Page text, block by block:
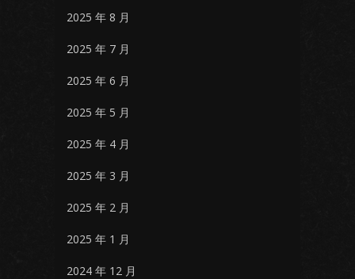
2025 年 8 月
2025 年 7 月
2025 年 6 月
2025 年 5 月
2025 年 4 月
2025 年 3 月
2025 年 2 月
2025 年 1 月
2024 年 12 月